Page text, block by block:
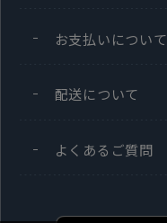
お支払いについて
配送について
よくあるご質問